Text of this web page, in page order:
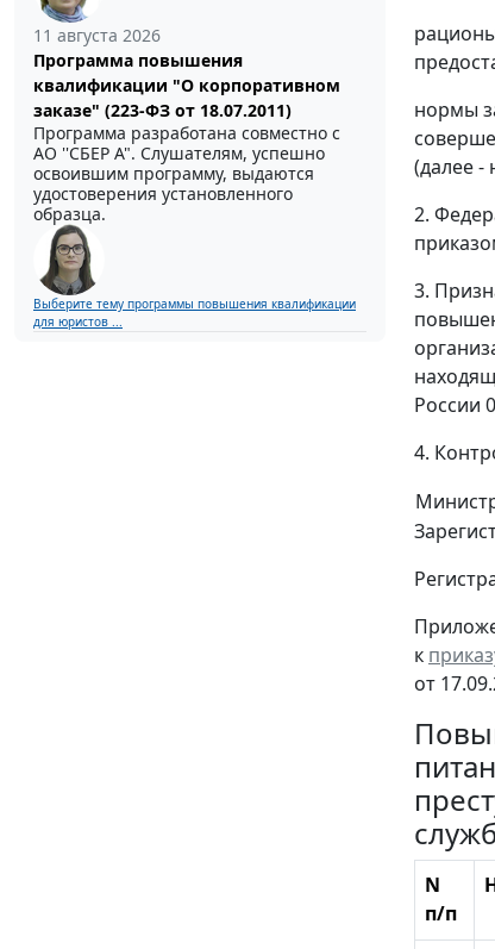
11 августа 2026
Программа повышения
квалификации "О корпоративном
заказе" (223-ФЗ от 18.07.2011)
Программа разработана совместно с
АО ''СБЕР А". Слушателям, успешно
освоившим программу, выдаются
удостоверения установленного
образца.
Выберите тему программы повышения квалификации
для юристов ...
нормы
(далее
2.
3.
России
4.
к
от
N
п/п